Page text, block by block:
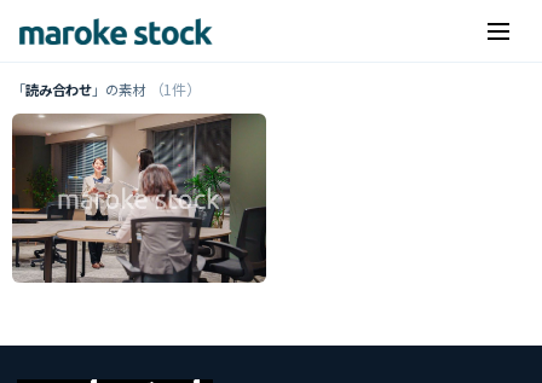
「読み合わせ」の素材 （1件）